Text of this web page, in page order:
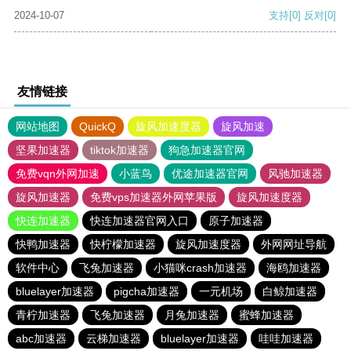
2024-10-07
支持[0] 反对[0]
友情链接
网站地图 QuickQ 旋风加速度器
旋风加速
坚果加速器
tiktok加速器
狗急加速器官网
免费vqn外网加速
小蓝鸟 优途加速器官网
风驰加速器
旋风加速器
免费vps加速器外网苹果版
旋风加速度器
快连加速器
快连加速器官网入口
原子加速器
快鸭加速器
快柠檬加速器 旋风加速度器
外网网址导航
软件中心
飞兔加速器 小猫咪crash加速器
海鸥加速器
bluelayer加速器
pigcha加速器 一元机场
白鲸加速器
青柠加速器
飞兔加速器 月兔加速器
蜜蜂加速器
abc加速器
云梯加速器 bluelayer加速器 哇哇加速器